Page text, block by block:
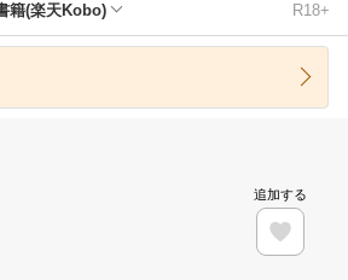
楽天ミュージック
楽天TV
籍(楽天Kobo) R18+
追加する